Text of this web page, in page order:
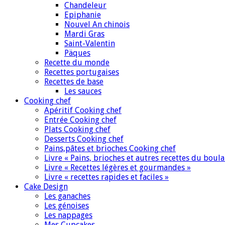
Chandeleur
Epiphanie
Nouvel An chinois
Mardi Gras
Saint-Valentin
Päques
Recette du monde
Recettes portugaises
Recettes de base
Les sauces
Cooking chef
Apéritif Cooking chef
Entrée Cooking chef
Plats Cooking chef
Desserts Cooking chef
Pains,pâtes et brioches Cooking chef
Livre « Pains, brioches et autres recettes du
Livre « Recettes légères et gourmandes »
Livre « recettes rapides et faciles »
Cake Design
Les ganaches
Les génoises
Les nappages